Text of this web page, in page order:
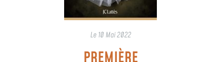
Le 10 Mai 2022